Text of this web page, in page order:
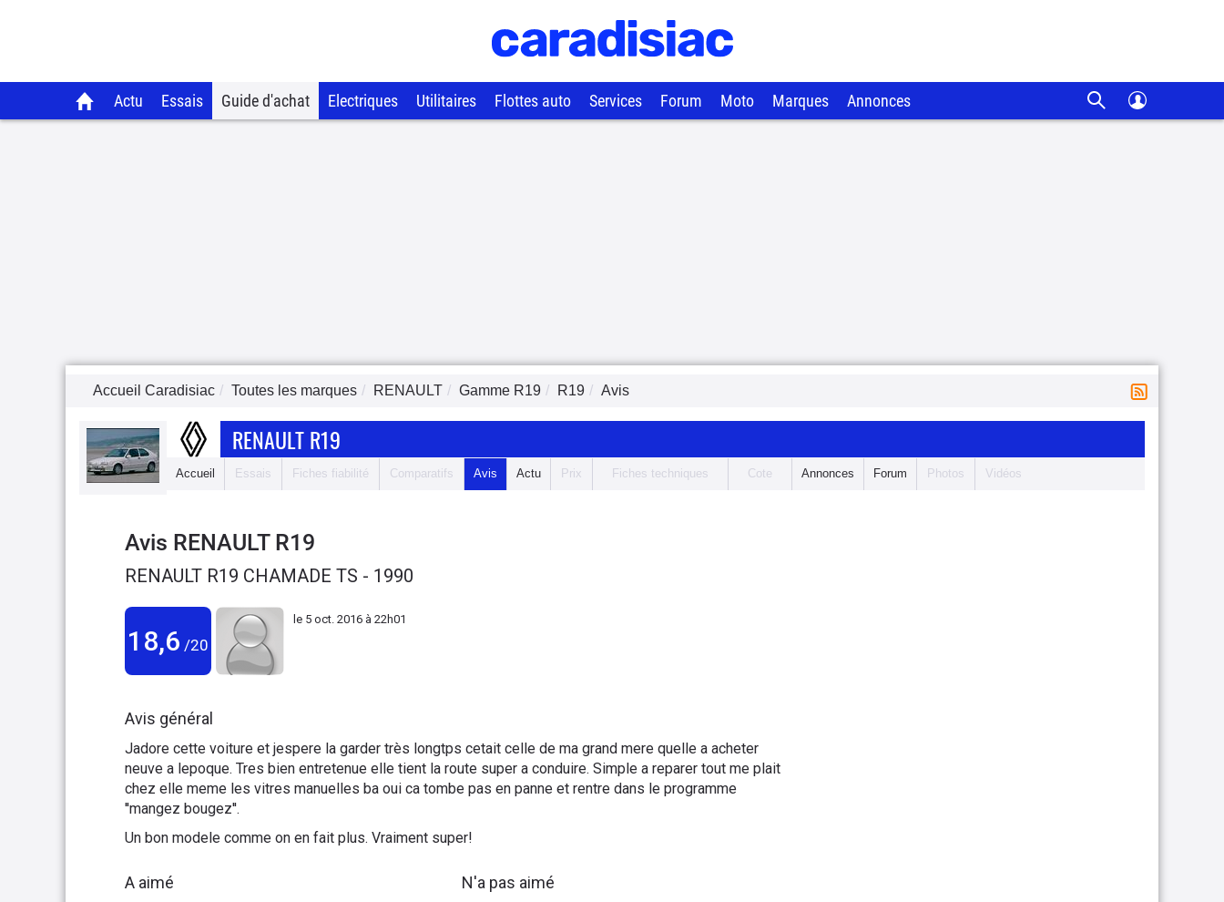
Actu Essais Guide d'achat Electriques Utilitaires Flottes auto Services Forum Moto Marques Annonces
Accueil Caradisiac Toutes les marques RENAULT Gamme R19 R19 Avis
RENAULT R19
Accueil Essais Fiches fiabilité Comparatifs Avis Actu Prix Fiches techniques Cote Annonces Forum Photos Vidéos
Avis RENAULT R19
RENAULT R19 CHAMADE TS - 1990
18,6 /20
le 5 oct. 2016 à 22h01
Avis général
Jadore cette voiture et jespere la garder très longtps cetait celle de ma grand mere quelle a acheter
neuve a lepoque. Tres bien entretenue elle tient la route super a conduire. Simple a reparer tout me plait
chez elle meme les vitres manuelles ba oui ca tombe pas en panne et rentre dans le programme
''mangez bougez''.
Un bon modele comme on en fait plus. Vraiment super!
A aimé N'a pas aimé